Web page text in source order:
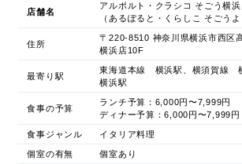
店舗名
アルポルト・クラシコ そごう横
（あるぽると・くらしこ そごうよ
住所
〒220-8510 神奈川県横浜市西区
横浜店10F
最寄り駅
東海道本線 横浜駅、横須賀線
横浜駅
食事の予算
ランチ予算：6,000円〜7,999円
ディナー予算：6,000円〜7,999円
食事ジャンル イタリア料理
個室の有無 個室あり